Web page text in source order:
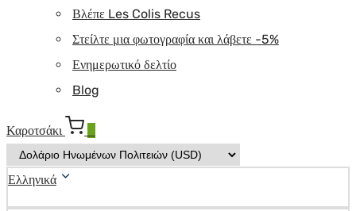
Βλέπε Les Colis Recus
Στείλτε μια φωτογραφία και λάβετε -5%
Ενημερωτικό δελτίο
Blog
Καροτσάκι
Ελληνικά